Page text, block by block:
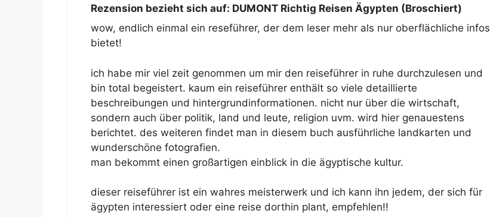
Rezension bezieht sich auf: DUMONT Richtig Reisen Ägypten (Broschiert)
wow, endlich einmal ein reseführer, der dem leser mehr als nur oberflächliche infos
bietet!
ich habe mir viel zeit genommen um mir den reiseführer in ruhe durchzulesen und
bin total begeistert. kaum ein reiseführer enthält so viele detaillierte
beschreibungen und hintergrundinformationen. nicht nur über die wirtschaft,
sondern auch über politik, land und leute, religion uvm. wird hier genauestens
berichtet. des weiteren findet man in diesem buch ausführliche landkarten und
wunderschöne fotografien.
man bekommt einen großartigen einblick in die ägyptische kultur.
dieser reiseführer ist ein wahres meisterwerk und ich kann ihn jedem, der sich für
ägypten interessiert oder eine reise dorthin plant, empfehlen!!